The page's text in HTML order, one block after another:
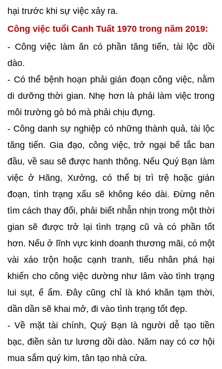
hại trước khi sự việc xảy ra.
Công việc tuổi Canh Tuất 1970 trong năm 2019:
- Công việc làm ăn có phần tăng tiến, tài lộc dồi
dào.
- Có thể bệnh hoạn phải gián đoạn công việc, nằm
di dưỡng thời gian. Nhẹ hơn là phải làm việc trong
môi trường gò bó mà phải chịu đựng.
- Công danh sự nghiệp có những thành quả, tài lộc
tăng tiến. Gia đạo, công việc, trở ngại bế tắc ban
đầu, về sau sẽ được hanh thông. Nếu Quý Bạn làm
việc ở Hãng, Xưởng, có thể bị trì trệ hoặc gián
đoạn, tình trạng xấu sẽ không kéo dài. Đừng nên
tìm cách thay đổi, phải biết nhẫn nhịn trong một thời
gian sẽ được trở lại tình trạng cũ và có phần tốt
hơn. Nếu ở lĩnh vực kinh doanh thương mãi, có một
vài xáo trộn hoặc cạnh tranh, tiểu nhân phá hại
khiến cho công việc dường như lâm vào tình trạng
lui sụt, ế ẩm. Đây cũng chỉ là khó khăn tạm thời,
dần dần sẽ khai mở, đi vào tình trạng tốt đẹp.
- Về mặt tài chính, Quý Bạn là người dễ tạo tiền
bạc, điền sản tư lương dồi dào. Năm nay có cơ hội
mua sắm quý kim, tân tạo nhà cửa.